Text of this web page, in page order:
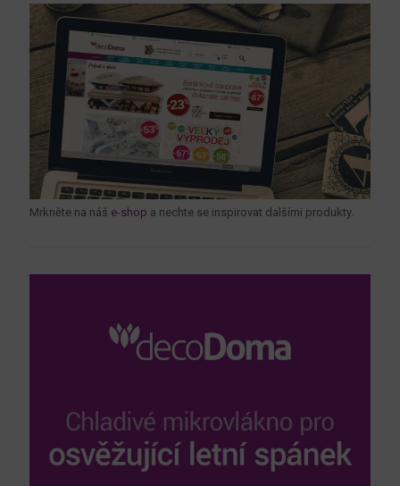
Mrkněte na náš e-shop a nechte se inspirovat dalšími produkty.